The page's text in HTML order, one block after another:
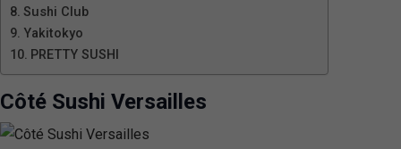
Sushi Club
Yakitokyo
PRETTY SUSHI
Côté Sushi Versailles